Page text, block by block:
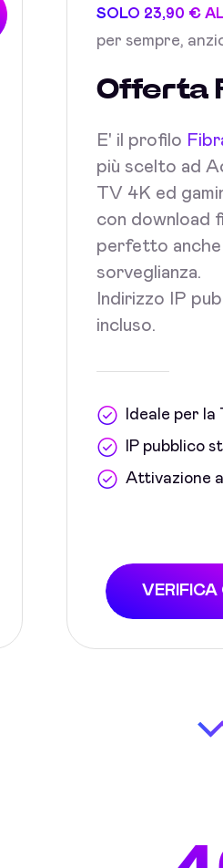
SOLO 23,90 €
per sempre,
Offerta
E' il profilo
più scelto ad
TV 4K ed
con download
perfetto
sorveglianza.
Indirizzo IP
incluso.
Ideale per la
IP pubblico
Attivazione
VERIFICA